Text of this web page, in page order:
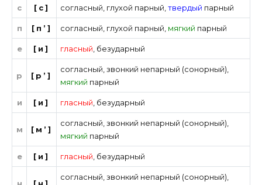
с [с] согласный глухой парный ,твердый парный
п [п’] согласный глухой парный мягкий парный
е [и] гласный безударный
р [р’]
согласный ,звонкий непарный (сонорный)
мягкий парный
и [и] гласный безударный
м [м’]
согласный ,звонкий непарный (сонорный)
мягкий парный
е [и] гласный безударный
н [н]
согласный ,звонкий непарный (сонорный)